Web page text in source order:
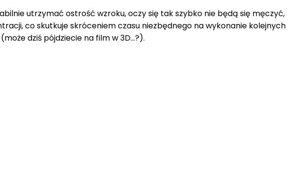
utrzymać ostrość wzroku, oczy się tak szybko nie będą się męczyć,
co skutkuje skróceniem czasu niezbędnego na wykonanie kolejnych
dziś pójdziecie na film w 3D…?).